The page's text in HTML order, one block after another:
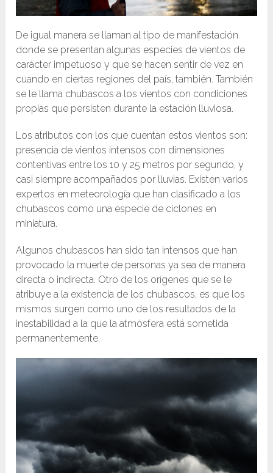
De igual manera se llaman al tipo de manifestación
donde se presentan algunas especies de vientos de
carácter impetuoso y que se hacen sentir de vez en
cuando en ciertas regiones del país, también. También
se le llama chubascos a los vientos con condiciones
propias que persisten durante la estación lluviosa.
Los atributos con los que cuentan estos vientos son:
presencia de vientos intensos con dimensiones
contentivas entre los 10 y 25 metros por segundo, y
casi siempre acompañados por lluvias. Existen varios
expertos en meteorología que han clasificado a los
chubascos como una especie de ciclones en
miniatura.
Algunos chubascos han sido tan intensos que han
provocado la muerte de personas ya sea de manera
directa o indirecta. Otro de los orígenes que se le
atribuye a la existencia de los chubascos, es que los
mismos surgen como uno de los resultados de la
inestabilidad a la que la atmósfera está sometida
permanentemente.